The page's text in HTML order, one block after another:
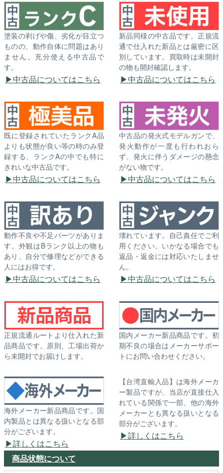
塗装の剥げや傷、劣化が目立つ
ものの、動作自体に問題はあり
ません。充分使える中古品で
す。
中古品についてはこちら
新品同様の中古品です。正規流
通で仕入れた新品とは厳密に区
別しています。買取時は未開封
の物も開封確認します。
中古品についてはこちら
既に登録されていたランクA品
よりも状態が良い等の時のみ登
録する、ランクAの中でも特に
きれいな中古品です。
中古品についてはこちら
中古品の発火式モデルガンで、
発火動作が一度も行われおら
ず、発火に伴うダメージの懸念
がない物です。
中古品についてはこちら
動作不良や不足パーツがありま
す。外観はBランク以上の物も
あり、自分で修理などができる
人にはお得です。
中古品についてはこちら
壊れています。自己責任でご利
用ください。いかなる場合でも
返品・返金には対応いたしませ
ん。
中古品についてはこちら
正規流通ルートより仕入れた新
品商品です。原則、工場出荷か
ら未開封でお届けします。
国内メーカー新品商品です。初
期不良の場合はメーカーサポー
トにお問い合わせください。
海外メーカー新品商品です。国
内製品とは異なる扱いとなる部
分がございます。
詳しくはこちら
【台湾直輸入品】は海外メーカ
ー製品ですが、当店が直接仕入
れている関係で一部、他の海外
メーカーとも異なる扱いとなる
部分がございます。
詳しくはこちら
商品状態について